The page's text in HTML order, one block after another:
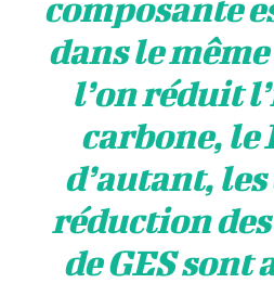
composante
dans le
l’on réduit
carbone, le
d’autant,
réduction
de GES